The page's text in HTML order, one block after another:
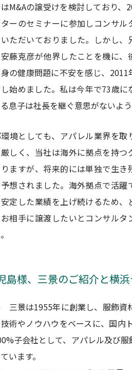
M&Aの譲受けを検討しており、
ーのセミナーに参加しコンサル
ただいておりました。しかし、
藤克彦が他界したことを機に、
の健康問題に不安を感じ、2011
始めました。私は今年で73歳に
息子は社長を継ぐ意思がないよう
境としても、アパレル業界を取
しく、当社は海外に拠点を持つ
ますが、将来的には単独で生き
予想されました。海外拠点で活躍
定した業績を上げ続けるため、
相手に譲渡したいとコンサルタ
島様、三景のご紹介と横
三景は1955年に創業し、服飾資
術やノウハウをベースに、国内
子会社として、アパレル及び
います。